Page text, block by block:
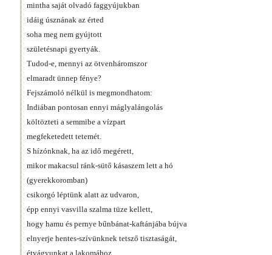
mintha saját olvadó faggyújukban
idáig úsznának az érted
soha meg nem gyújtott
születésnapi gyertyák.
Tudod-e, mennyi az ötvenháromszor
elmaradt ünnep fénye?
Fejszámoló nélkül is megmondhatom:
Indiában pontosan ennyi máglyalángolás
költözteti a semmibe a vízpart
megfeketedett tetemét.
S hízónknak, ha az idő megérett,
mikor makacsul ránk-sütő kásaszem lett a hó
(gyerekkoromban)
csikorgó léptünk alatt az udvaron,
épp ennyi vasvilla szalma tüze kellett,
hogy hamu és pernye bűnbánat-kaftánjába bújva
elnyerje hentes-szívünknek tetsző tisztaságát,
étvágyunkat a lakomához.